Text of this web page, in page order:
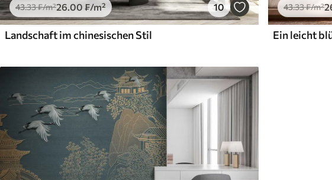
43.33₣/m²26 .00 ₣/m² 10
Landschaft im chinesischen Stil
43.33₣/m²